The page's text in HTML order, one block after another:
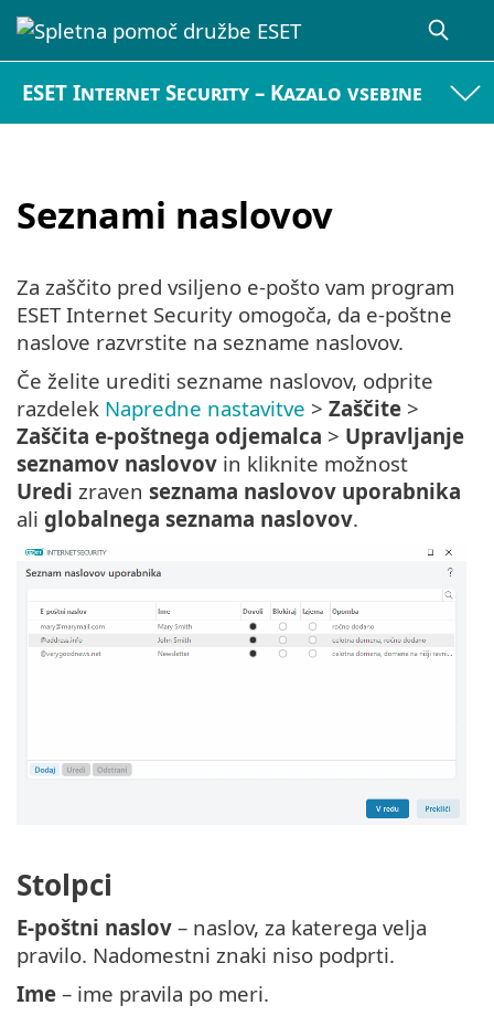
ESET Internet Security – Kazalo vsebine
Seznami naslovov
Za zaščito pred vsiljeno e-pošto vam program
ESET Internet Security omogoča, da e-poštne
naslove razvrstite na sezname naslovov.
Če želite urediti sezname naslovov, odprite
razdelek Napredne nastavitve > Zaščite >
Zaščita e-poštnega odjemalca > Upravljanje
seznamov naslovov in kliknite možnost
Uredi zraven seznama naslovov uporabnika
ali globalnega seznama naslovov.
Stolpci
E-poštni naslov – naslov, za katerega velja
pravilo. Nadomestni znaki niso podprti.
Ime – ime pravila po meri.